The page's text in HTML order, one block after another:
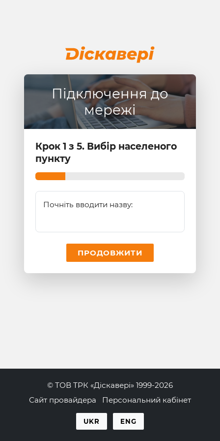
Підключення до
мережі
Крок 1 з 5. Вибір населеного
пункту
Почніть вводити назву:
ПРОДОВЖИТИ
© ТОВ ТРК «Діскавері» 1999-2026
Сайт провайдера
Персональний кабінет
UKR ENG